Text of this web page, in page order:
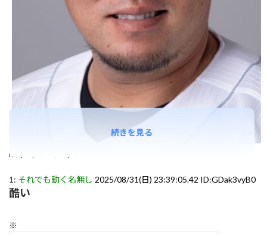
https://ift.tt/GqnBW6b
1: それでも動く名無し 2025/08/31(日) 23:39:05.42 ID:GDak3vyB0
酷い
※
続きを見る